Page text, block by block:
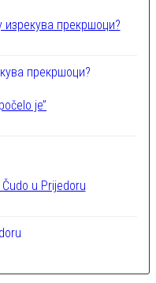
прекршоци?